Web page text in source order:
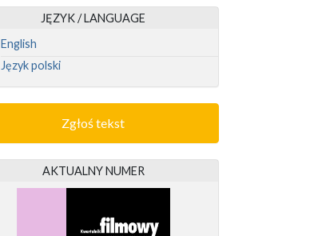
JĘZYK / LANGUAGE
English
Język polski
Zgłoś tekst
AKTUALNY NUMER